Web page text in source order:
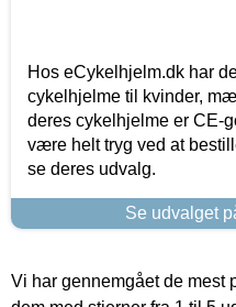
Hos eCykelhjelm.dk har
cykelhjelme til kvinder,
deres cykelhjelme er CE-
være helt tryg ved at
se deres udvalg.
Se udvalget
Vi har gennemgået de